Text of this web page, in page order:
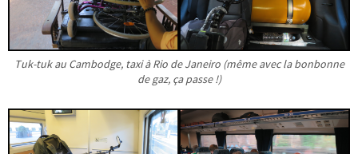
Tuk-tuk au Cambodge, taxi à Rio de Janeiro (même avec la bonbonne
de gaz, ça passe !)